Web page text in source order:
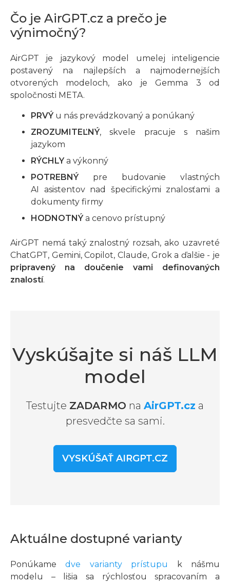
Čo je AirGPT.cz a prečo je
výnimočný?
AirGPT je jazykový model umelej inteligencie
postavený na najlepších a najmodernejších
otvorených modeloch, ako je Gemma 3 od
spoločnosti META.
PRVÝu nás prevádzkovaný a ponúkaný
ZROZUMITEĽNÝ, skvele pracuje s našim
jazykom
RÝCHLYa výkonný
POTREBNÝpre budovanie vlastných
AI asistentov nad špecifickými znalosťami a
dokumenty firmy
HODNOTNÝa cenovo prístupný
AirGPT nemá taký znalostný rozsah, ako uzavreté
ChatGPT, Gemini, Copilot, Claude, Grok a ďalšie - je
pripravený na doučenie vami definovaných
znalostí.
Vyskúšajte si náš LLM
model
Testujte ZADARMO na AirGPT.cz a
presvedčte sa sami.
VYSKÚŠAŤ AIRGPT.CZ
Aktuálne dostupné varianty
Ponúkamedve varianty prístupu
k nášmu
modelu – lišia sa rýchlosťou spracovaním a